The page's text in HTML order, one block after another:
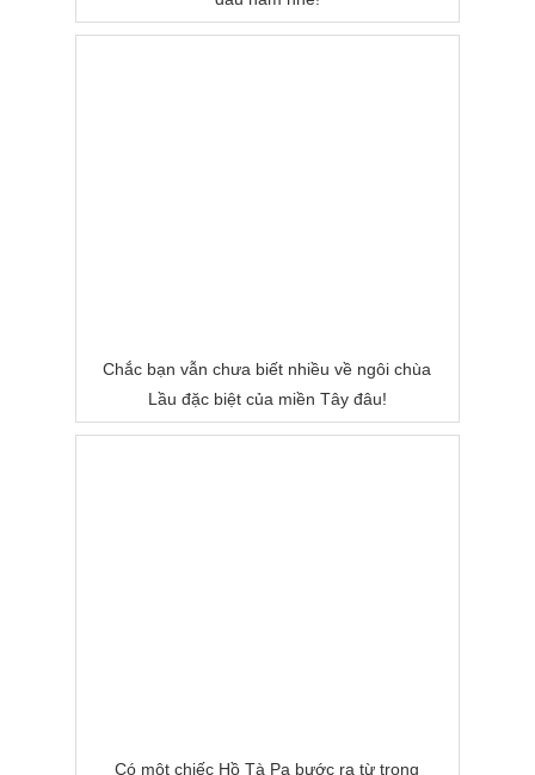
Chắc bạn vẫn chưa biết nhiều về ngôi chùa
Lầu đặc biệt của miền Tây đâu!
Có một chiếc Hồ Tà Pạ bước ra từ trong